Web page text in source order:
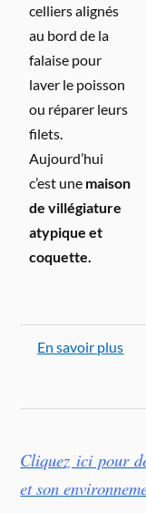
celliers alignés
au bord de la
falaise pour
laver le poisson
ou réparer leurs
filets.
Aujourd’hui
c’est une maison
de villégiature
atypique et
coquette.
En savoir plus
Cliquez ici pour
et son